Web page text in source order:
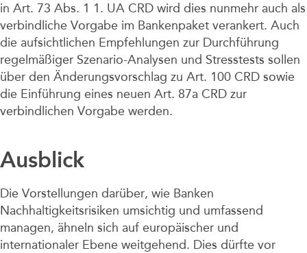
in Art. 73 Abs. 1 1. UA CRD wird dies nunmehr auch als
verbindliche Vorgabe im Bankenpaket verankert. Auch
die aufsichtlichen Empfehlungen zur Durchführung
regelmäßiger Szenario-Analysen und Stresstests sollen
über den Änderungsvorschlag zu Art. 100 CRD sowie
die Einführung eines neuen Art. 87a CRD zur
verbindlichen Vorgabe werden.
Ausblick
Die Vorstellungen darüber, wie Banken
Nachhaltigkeitsrisiken umsichtig und umfassend
managen, ähneln sich auf europäischer und
internationaler Ebene weitgehend. Dies dürfte vor